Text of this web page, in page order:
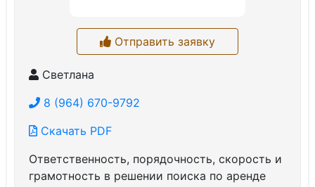
Отправить заявку
Светлана
8 (964) 670-9792
Скачать PDF
Ответственность, порядочность, скорость и
грамотность в решении поиска по аренде